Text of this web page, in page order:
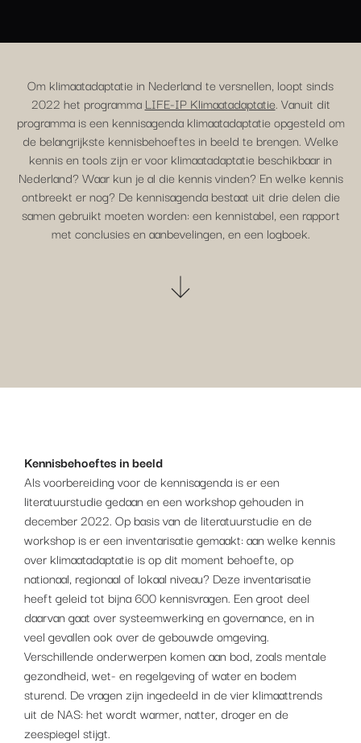
Om klimaatadaptatie in Nederland te versnellen, loopt sinds
2022 het programma LIFE-IP Klimaatadaptatie. Vanuit dit
programma is een kennisagenda klimaatadaptatie opgesteld om
de belangrijkste kennisbehoeftes in beeld te brengen. Welke
kennis en tools zijn er voor klimaatadaptatie beschikbaar in
Nederland? Waar kun je al die kennis vinden? En welke kennis
ontbreekt er nog? De kennisagenda bestaat uit drie delen die
samen gebruikt moeten worden: een kennistabel, een rapport
met conclusies en aanbevelingen, en een logboek.
Kennisbehoeftes in beeld
Als voorbereiding voor de kennisagenda is er een
literatuurstudie gedaan en een workshop gehouden in
december 2022. Op basis van de literatuurstudie en de
workshop is er een inventarisatie gemaakt: aan welke kennis
over klimaatadaptatie is op dit moment behoefte, op
nationaal, regionaal of lokaal niveau? Deze inventarisatie
heeft geleid tot bijna 600 kennisvragen. Een groot deel
daarvan gaat over systeemwerking en governance, en in
veel gevallen ook over de gebouwde omgeving.
Verschillende onderwerpen komen aan bod, zoals mentale
gezondheid, wet- en regelgeving of water en bodem
sturend. De vragen zijn ingedeeld in de vier klimaattrends
uit de NAS: het wordt warmer, natter, droger en de
zeespiegel stijgt.